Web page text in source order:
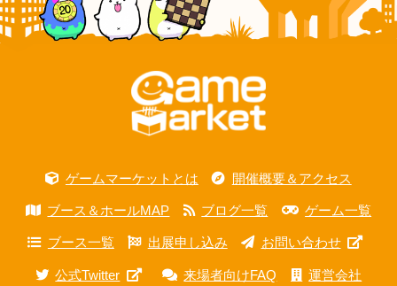
ゲームマーケットとは 開催概要＆アクセス
ブース＆ホールMAP ブログ一覧 ゲーム一覧
ブース一覧 出展申し込み お問い合わせ
公式Twitter 来場者向けFAQ 運営会社